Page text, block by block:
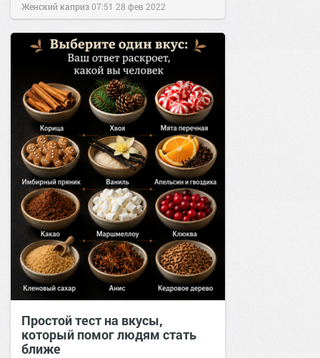
Женский каприз07:51 28 фев 2022
Простой тест на вкусы,
который помог людям стать
ближе